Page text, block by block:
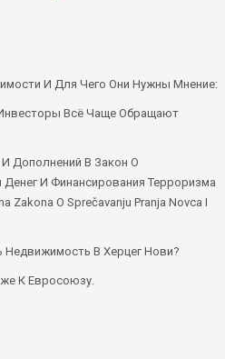
И Для Чего Они Нужны Мнение:
Всё Чаще Обращают
Дополнений В Закон О
И Финансирования Терроризма
Zakona O Sprečavanju Pranja Novca I
Недвижимость В Херцег Нови?
К Евросоюзу.